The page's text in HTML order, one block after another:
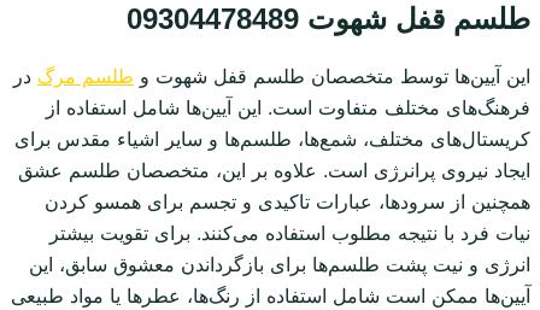
طلسم قفل شهوت 09304478489
این آیین‌ها توسط متخصصان طلسم قفل شهوت و طلسم مرگ در
فرهنگ‌های مختلف متفاوت است. این آیین‌ها شامل استفاده از
کریستال‌های مختلف، شمع‌ها، طلسم‌ها و سایر اشیاء مقدس برای
ایجاد نیروی پرانرژی است. علاوه بر این، متخصصان طلسم عشق
همچنین از سرودها، عبارات تاکیدی و تجسم برای همسو کردن
نیات فرد با نتیجه مطلوب استفاده می‌کنند. برای تقویت بیشتر
انرژی و نیت پشت طلسم‌ها برای بازگرداندن معشوق سابق، این
آیین‌ها ممکن است شامل استفاده از رنگ‌ها، عطرها یا مواد طبیعی